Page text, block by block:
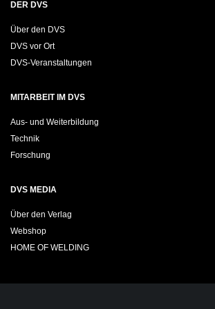
DER DVS
Über den DVS
DVS vor Ort
DVS-Veranstaltungen
MITARBEIT IM DVS
Aus- und Weiterbildung
Technik
Forschung
DVS MEDIA
Über den Verlag
Webshop
HOME OF WELDING